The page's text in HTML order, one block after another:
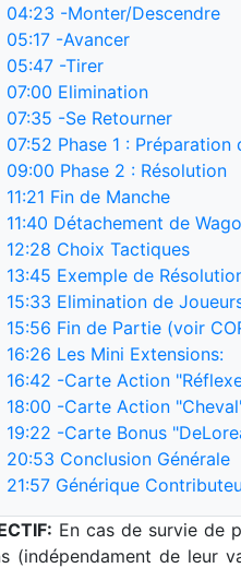
04:23 -Monter/Descendre
05:17 -Avancer
05:47 -Tirer
07:00 Elimination
07:35 -Se Retourner
07:52 Phase 1 : Préparation
09:00 Phase 2 : Résolution
11:21 Fin de Manche
11:40 Détachement de
12:28 Choix Tactiques
13:45 Exemple de
15:33 Elimination de
15:56 Fin de Partie (voir
16:26 Les Mini Extensions:
16:42 -Carte Action
18:00 -Carte Action
19:22 -Carte Bonus
20:53 Conclusion Générale
21:57 Générique
En cas de survie de
(indépendament de leur